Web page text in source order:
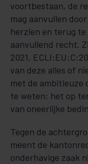
voortbestaan, de
mag aanvullen
herzien en terug
aanvullend recht.
2021,
van deze alles of
met de ambitieuze
te weten: het op
van oneerlijke
Tegen de
meent de
onderhavige zaak